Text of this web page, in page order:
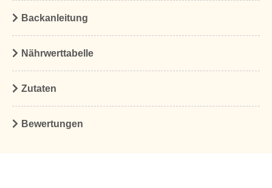
Backanleitung
Nährwerttabelle
Zutaten
Bewertungen